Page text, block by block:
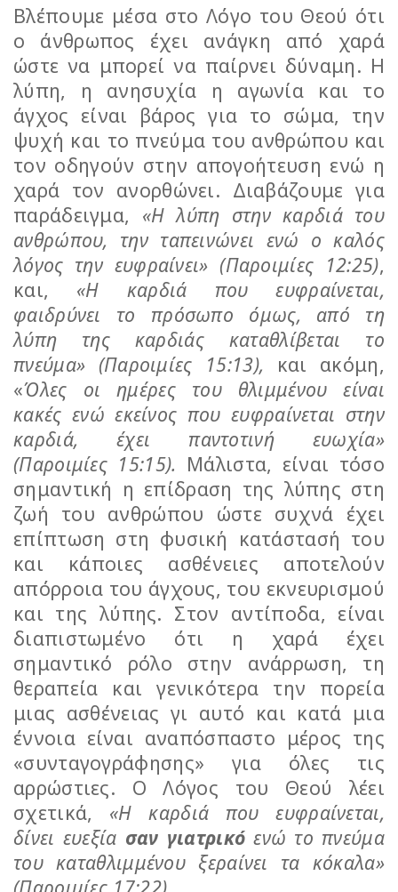
Βλέπουμε μέσα στο Λόγο του Θεού ότι
ο άνθρωπος έχει ανάγκη από χαρά
ώστε να μπορεί να παίρνει δύναμη. Η
λύπη, η ανησυχία η αγωνία και το
άγχος είναι βάρος για το σώμα, την
ψυχή και το πνεύμα του ανθρώπου και
τον οδηγούν στην απογοήτευση ενώ η
χαρά τον ανορθώνει. Διαβάζουμε για
παράδειγμα, «Η λύπη στην καρδιά του
ανθρώπου, την ταπεινώνει ενώ ο καλός
λόγος την ευφραίνει» (Παροιμίες 12:25),
και, «Η καρδιά που ευφραίνεται,
φαιδρύνει το πρόσωπο όμως, από τη
λύπη της καρδιάς καταθλίβεται το
πνεύμα» (Παροιμίες 15:13), και ακόμη,
«Όλες οι ημέρες του θλιμμένου είναι
κακές ενώ εκείνος που ευφραίνεται στην
καρδιά, έχει παντοτινή ευωχία»
(Παροιμίες 15:15). Μάλιστα, είναι τόσο
σημαντική η επίδραση της λύπης στη
ζωή του ανθρώπου ώστε συχνά έχει
επίπτωση στη φυσική κατάστασή του
και κάποιες ασθένειες αποτελούν
απόρροια του άγχους, του εκνευρισμού
και της λύπης. Στον αντίποδα, είναι
διαπιστωμένο ότι η χαρά έχει
σημαντικό ρόλο στην ανάρρωση, τη
θεραπεία και γενικότερα την πορεία
μιας ασθένειας γι αυτό και κατά μια
έννοια είναι αναπόσπαστο μέρος της
«συνταγογράφησης» για όλες τις
αρρώστιες. Ο Λόγος του Θεού λέει
σχετικά, «Η καρδιά που ευφραίνεται,
δίνει ευεξία σαν γιατρικό ενώ το πνεύμα
του καταθλιμμένου ξεραίνει τα κόκαλα»